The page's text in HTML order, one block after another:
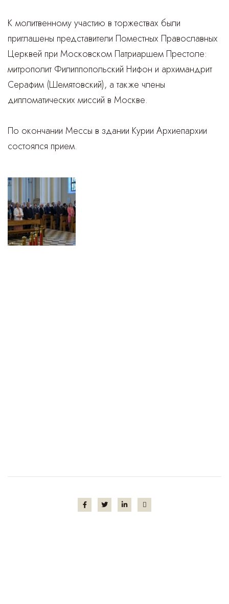
К молитвенному участию в торжествах были
приглашены представители Поместных Православных
Церквей при Московском Патриаршем Престоле:
митрополит Филиппопольский Нифон и архимандрит
Серафим (Шемятовский), а также члены
дипломатических миссий в Москве.
По окончании Мессы в здании Курии Архиепархии
состоялся прием.